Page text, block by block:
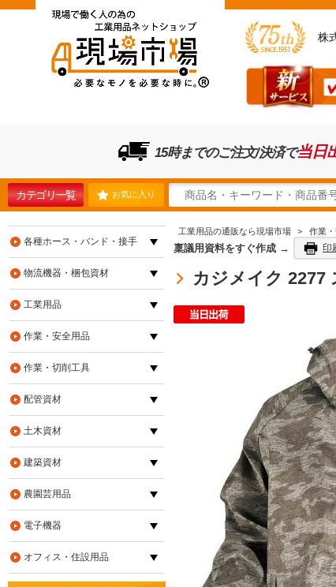
株
15時までのご注文/決済で当日
カテゴリ一覧 お気に入り
工業用品の通販なら現場市場 > 作業
稟議用資料をすぐ作成 → 印
カジメイク 2277
各種ホース・バンド・接手
物流機器・梱包資材
工業用品
作業・安全用品
作業・切削工具
配管資材
土木資材
建築資材
農園芸用品
電子機器
オフィス・住設用品